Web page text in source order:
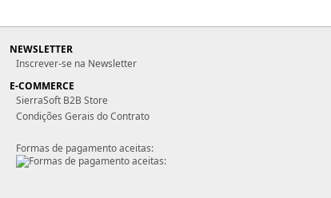
NEWSLETTER
Inscrever-se na Newsletter
E-COMMERCE
SierraSoft B2B Store
Condições Gerais do Contrato
Formas de pagamento aceitas: